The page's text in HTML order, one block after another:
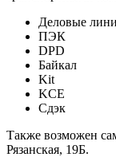
Деловые
ПЭК
DPD
Байкал
Kit
KCE
Сдэк
Также возможен
Рязанская, 19Б.